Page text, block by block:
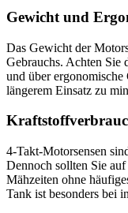
Gewicht und
Das Gewicht der
Gebrauchs. Achten Sie
und über
längerem Einsatz zu
4-Takt-Motorsensen
Dennoch sollten Sie
Mähzeiten ohne
Tank ist besonders bei